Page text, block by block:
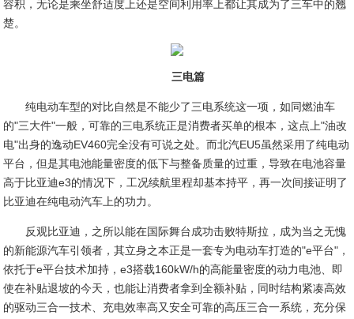
容积，无论是乘坐舒适度上还是空间利用率上都让其成为了三车中的翘
楚。
三电篇
纯电动车型的对比自然是不能少了三电系统这一项，如同燃油车
的"三大件"一般，可靠的三电系统正是消费者买单的根本，这点上"油改
电"出身的逸动EV460完全没有可说之处。而北汽EU5虽然采用了纯电动
平台，但是其电池能量密度的低下与整备质量的过重，导致在电池容量
高于比亚迪e3的情况下，工况续航里程却基本持平，再一次间接证明了
比亚迪在纯电动汽车上的功力。
反观比亚迪，之所以能在国际舞台成功击败特斯拉，成为当之无愧
的新能源汽车引领者，其立身之本正是一套专为电动车打造的"e平台"，
依托于e平台技术加持，e3搭载160kW/h的高能量密度的动力电池、即
使在补贴退坡的今天，也能让消费者拿到全额补贴，同时结构紧凑高效
的驱动三合一技术、充电效率高又安全可靠的高压三合一系统，充分保